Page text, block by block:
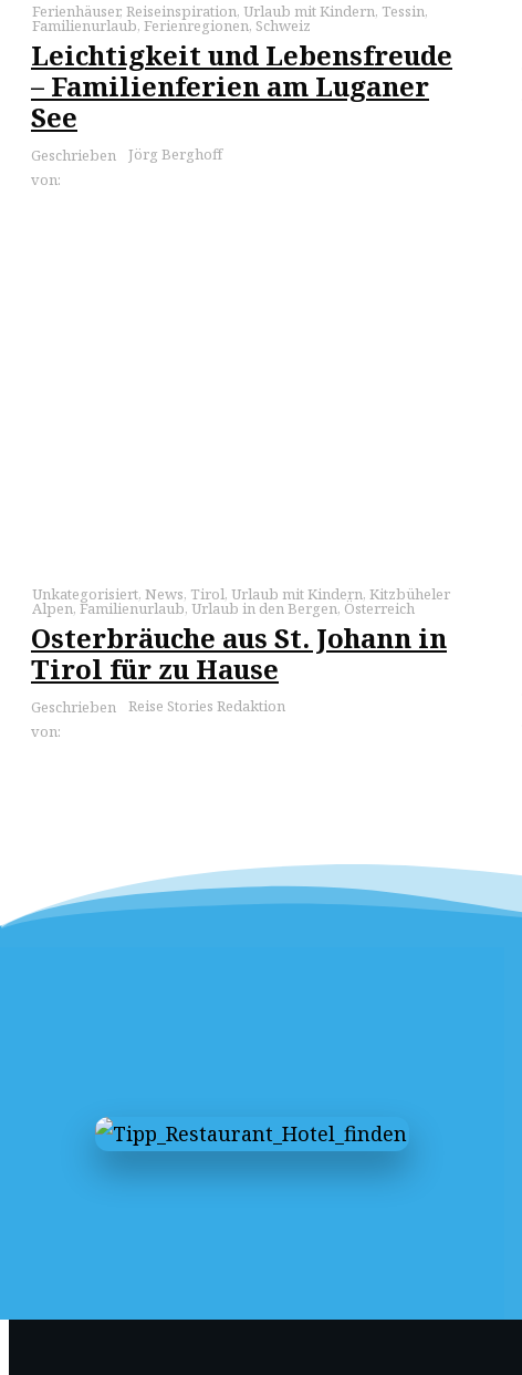
Ferienhäuser, Reiseinspiration, Urlaub mit Kindern, Tessin,
Familienurlaub, Ferienregionen, Schweiz
Leichtigkeit und Lebensfreude
– Familienferien am Luganer
See
Geschrieben
von:
Jörg Berghoff
Unkategorisiert, News, Tirol, Urlaub mit Kindern, Kitzbüheler
Alpen, Familienurlaub, Urlaub in den Bergen, Österreich
Osterbräuche aus St. Johann in
Tirol für zu Hause
Geschrieben
von:
Reise Stories Redaktion